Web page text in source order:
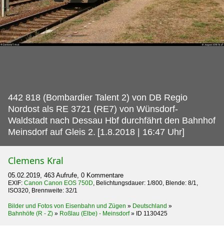
442 818 (Bombardier Talent 2) von DB Regio
Nordost als RE 3721 (RE7) von Wünsdorf-
Waldstadt nach Dessau Hbf durchfährt den Bahnhof
Meinsdorf auf Gleis 2. [1.8.2018 | 16:47 Uhr]
Clemens Kral
05.02.2019, 463 Aufrufe, 0 Kommentare
EXIF: Canon Canon EOS 750D , Belichtungsdauer: 1/800, Blende: 8/1,
ISO320, Brennweite: 32/1
Bilder und Fotos von Eisenbahn und Zügen » Deutschland »
Bahnhöfe (R - Z) » Roßlau (Elbe) - Meinsdorf» ID 1130425